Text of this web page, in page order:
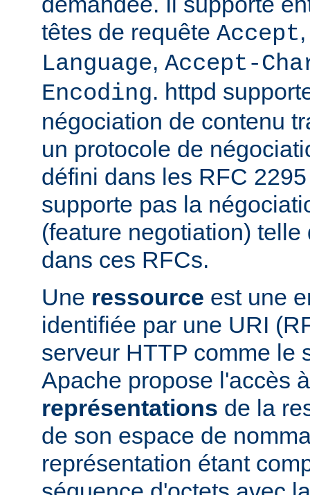
têtes de requête Accept
Language, Accept-
Encoding. httpd
négociation de contenu
un protocole de
défini dans les RFC
supporte pas la
(feature negotiation)
dans ces RFCs.
Une ressource est une
identifiée par une URI
serveur HTTP comme le
Apache propose l'accès
représentations de la
de son espace de
représentation étant